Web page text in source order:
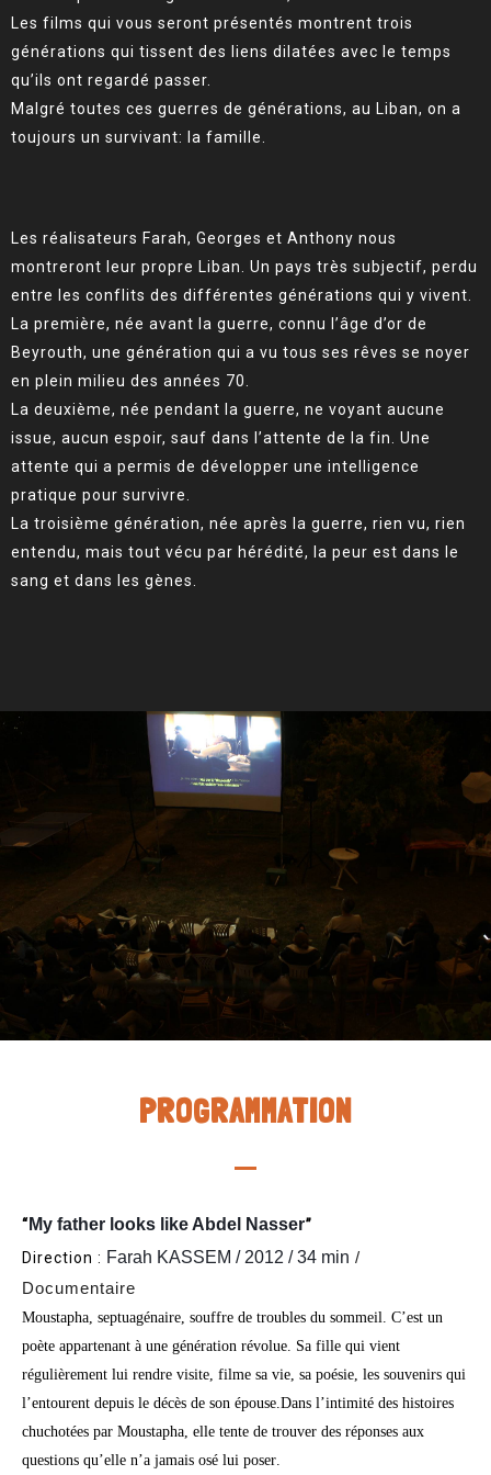
Les films qui vous seront présentés montrent trois
générations qui tissent des liens dilatées avec le temps
qu’ils ont regardé passer.
Malgré toutes ces guerres de générations, au Liban, on a
toujours un survivant: la famille.
Les réalisateurs Farah, Georges et Anthony nous
montreront leur propre Liban. Un pays très subjectif, perdu
entre les conflits des différentes générations qui y vivent.
La première, née avant la guerre, connu l’âge d’or de
Beyrouth, une génération qui a vu tous ses rêves se noyer
en plein milieu des années 70.
La deuxième, née pendant la guerre, ne voyant aucune
issue, aucun espoir, sauf dans l’attente de la fin. Une
attente qui a permis de développer une intelligence
pratique pour survivre.
La troisième génération, née après la guerre, rien vu, rien
entendu, mais tout vécu par hérédité, la peur est dans le
sang et dans les gènes.
PROGRAMMATION
“ My father looks like Abdel Nasser”
Direction : Farah KASSEM / 2012 / 34 min /
Documentaire
Moustapha, septuagénaire, souffre de troubles du sommeil. C’est un
poète appartenant à une génération révolue. Sa fille qui vient
régulièrement lui rendre visite, filme sa vie, sa poésie, les souvenirs qui
l’entourent depuis le décès de son épouse.Dans l’intimité des histoires
chuchotées par Moustapha, elle tente de trouver des réponses aux
questions qu’elle n’a jamais osé lui poser.